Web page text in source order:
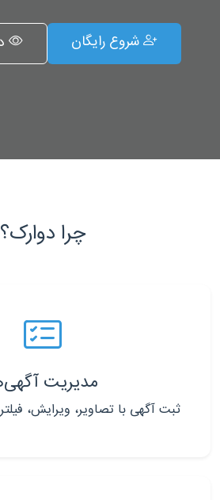
شروع رایگان
چرا دوارک؟
مدیریت
ثبت آگهی با تصاویر، ویرایش،